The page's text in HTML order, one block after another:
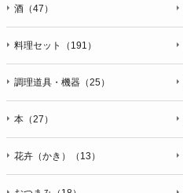
酒（47）
料理セット（191）
調理道具・機器（25）
本（27）
花卉（かき）（13）